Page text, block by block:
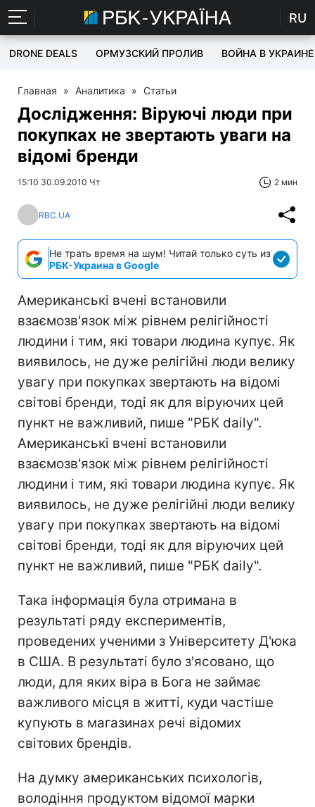
RU
DRONE DEALS ОРМУЗСКИЙ ПРОЛИВ ВОЙНА В УКРАИНЕ
Главная » Аналитика » Статьи
Дослідження: Віруючі люди при
покупках не звертають уваги на
відомі бренди
15:10 30.09.2010 Чт 2 мин
RBC.UA
Не трать время на шум! Читай только суть из
РБК-Украина в Google
Американські вчені встановили
взаємозв'язок між рівнем релігійності
людини і тим, які товари людина купує. Як
виявилось, не дуже релігійні люди велику
увагу при покупках звертають на відомі
світові бренди, тоді як для віруючих цей
пункт не важливий, пише "РБК daily".
Американські вчені встановили
взаємозв'язок між рівнем релігійності
людини і тим, які товари людина купує. Як
виявилось, не дуже релігійні люди велику
увагу при покупках звертають на відомі
світові бренди, тоді як для віруючих цей
пункт не важливий, пише "РБК daily".
Така інформація була отримана в
результаті ряду експериментів,
проведених ученими з Університету Д'юка
в США. В результаті було з'ясовано, що
люди, для яких віра в Бога не займає
важливого місця в житті, куди частіше
купують в магазинах речі відомих
світових брендів.
На думку американських психологів,
володіння продуктом відомої марки